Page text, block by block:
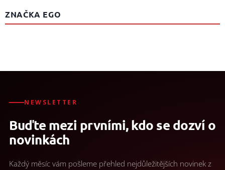
ZNAČKA EGO
NEWSLETTER
Buďte mezi prvními, kdo se dozví o
novinkách
Každý měsíc vám pošleme přehled nejdůležitějších novinek z